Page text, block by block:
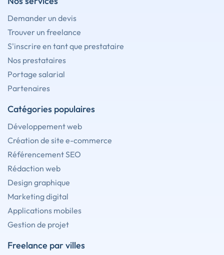
Demander un devis
Trouver un freelance
S'inscrire en tant que prestataire
Nos prestataires
Portage salarial
Partenaires
Catégories populaires
Développement web
Création de site e-commerce
Référencement SEO
Rédaction web
Design graphique
Marketing digital
Applications mobiles
Gestion de projet
Freelance par villes